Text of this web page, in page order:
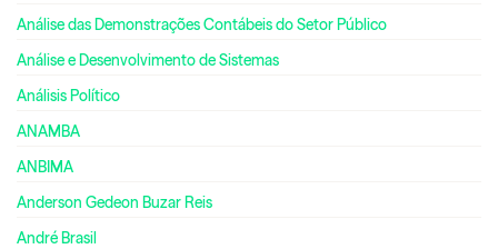
Análise das Demonstrações Contábeis do Setor Público
Análise e Desenvolvimento de Sistemas
Análisis Político
ANAMBA
ANBIMA
Anderson Gedeon Buzar Reis
André Brasil